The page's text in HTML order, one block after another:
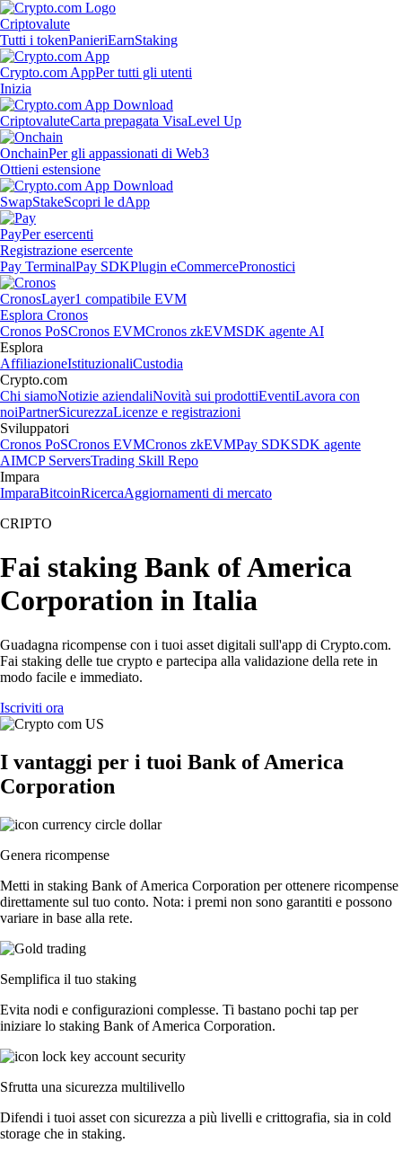
Criptovalute
Tutti i tokenPanieriEarnStaking
Crypto.com AppPer tutti gli utenti
Inizia
CriptovaluteCarta prepagata VisaLevel Up
OnchainPer gli appassionati di Web3
Ottieni estensione
SwapStakeScopri le dApp
PayPer esercenti
Registrazione esercente
Pay TerminalPay SDKPlugin eCommercePronostici
CronosLayer1 compatibile EVM
Esplora Cronos
Cronos PoSCronos EVMCronos zkEVMSDK agente AI
Esplora
AffiliazioneIstituzionaliCustodia
Crypto.com
Chi siamoNotizie aziendaliNovità sui prodottiEventiLavora con
noiPartnerSicurezzaLicenze e registrazioni
Sviluppatori
Cronos PoSCronos EVMCronos zkEVMPay SDKSDK agente
AIMCP ServersTrading Skill Repo
Impara
ImparaBitcoinRicercaAggiornamenti di mercato
CRIPTO
Fai staking Bank of America
Corporation in Italia
Guadagna ricompense con i tuoi asset digitali sull'app di Crypto.com.
Fai staking delle tue crypto e partecipa alla validazione della rete in
modo facile e immediato.
Iscriviti ora
I vantaggi per i tuoi Bank of America
Corporation
Genera ricompense
Metti in staking Bank of America Corporation per ottenere ricompense
direttamente sul tuo conto. Nota: i premi non sono garantiti e possono
variare in base alla rete.
Semplifica il tuo staking
Evita nodi e configurazioni complesse. Ti bastano pochi tap per
iniziare lo staking Bank of America Corporation.
Sfrutta una sicurezza multilivello
Difendi i tuoi asset con sicurezza a più livelli e crittografia, sia in cold
storage che in staking.